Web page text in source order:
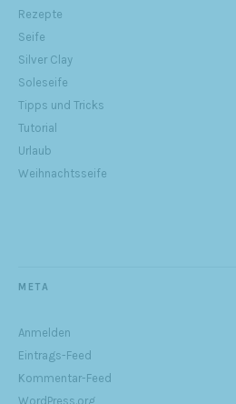
Rezepte
Seife
Silver Clay
Soleseife
Tipps und Tricks
Tutorial
Urlaub
Weihnachtsseife
META
Anmelden
Eintrags-Feed
Kommentar-Feed
WordPress.org